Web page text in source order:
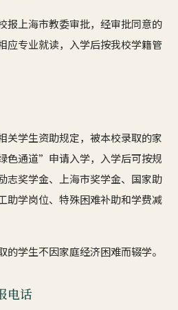
上海市教委审批，经审批同意的
应专业就读，入学后按我校学籍管
关学生资助规定，被本校录取的家
色通道”申请入学，入学后可按规
志奖学金、上海市奖学金、国家助
助学岗位、特殊困难补助和学费减
学生不因家庭经济困难而辍学。
电话